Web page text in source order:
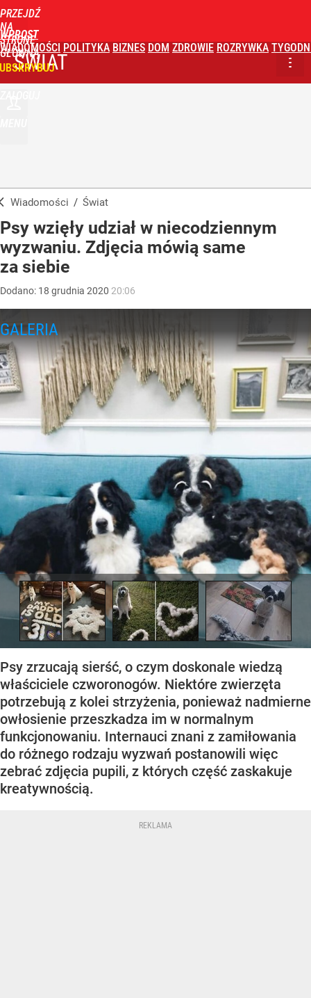
PRZEJDŹ
NA
STRONĘ
GŁÓWNĄ
WPROST
WIADOMOŚCI POLITYKA BIZNES DOM ZDROWIE ROZRYWKA
ŚWIAT
Wiadomości / Świat
Psy wzięły udział w niecodziennym
wyzwaniu. Zdjęcia mówią same
za siebie
Dodano: 18 grudnia 2020 20:06
Psy zrzucają sierść, o czym doskonale wiedzą
właściciele czworonogów. Niektóre zwierzęta
potrzebują z kolei strzyżenia, ponieważ nadmierne
owłosienie przeszkadza im w normalnym
funkcjonowaniu. Internauci znani z zamiłowania
do różnego rodzaju wyzwań postanowili więc
zebrać zdjęcia pupili, z których część zaskakuje
kreatywnością.